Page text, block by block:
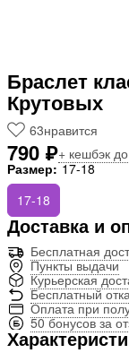
Браслет
Крутовых
63нравится
790 ₽+ кешбэк до
Размер: 17-18
17-18
Доставка и
Бесплатная
Пункты выдачи
Курьерская
Бесплатный
Оплата при
50 бонусов за